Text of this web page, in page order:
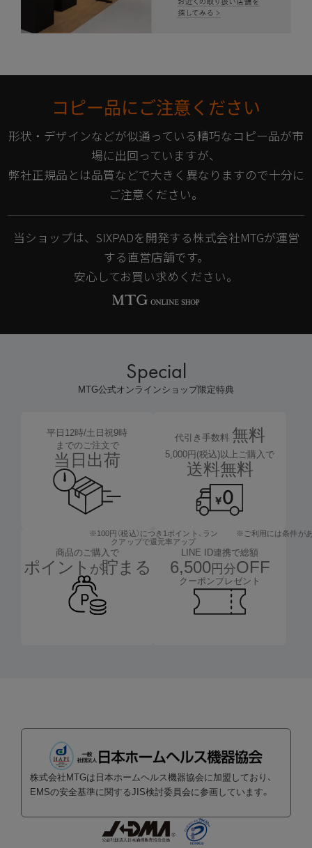
コピー品にご注意ください
形状・デザインなどが似通っている精巧なコピー品が市
場に出回っていますが、
弊社正規品とは品質などで大きく異なりますので十分に
ご注意ください。
当ショップは、SIXPADを開発する株式会社MTGが運営
する直営店舗です。
安心してお買い求めください。
Special
MTG公式オンラインショップ限定特典
平日12時/土日祝9時
までのご注文で
当日出荷
代引き手数料 無料
5,000円(税込)以上ご購入で
送料無料
商品のご購入で
ポイント が貯まる
※100円（税込）につき1ポイント、 ラン
クアップで還元率アップ
LINE ID連携で総額
6,500円分OFF
クーポンプレゼント
※ご利用には条件が
株式会社MTGは日本ホームヘルス機器協会に加盟しており、
EMSの安全基準に関するJIS検討委員会に参画しています。